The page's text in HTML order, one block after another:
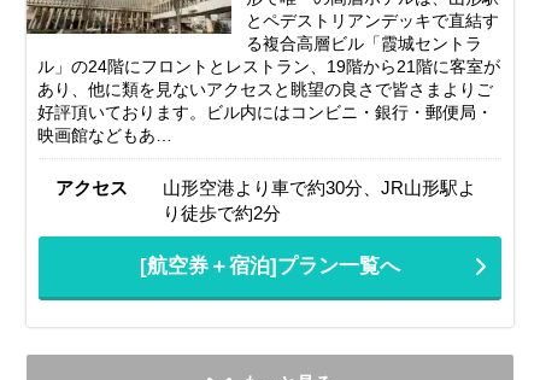
とペデストリアンデッキで直結す
る複合高層ビル「霞城セントラ
ル」の24階にフロントとレストラン、19階から21階に客室が
あり、他に類を見ないアクセスと眺望の良さで皆さまよりご
好評頂いております。ビル内にはコンビニ・銀行・郵便局・
映画館などもあ…
アクセス
山形空港より車で約30分、JR山形駅よ
り徒歩で約2分
[航空券＋宿泊]プラン一覧へ